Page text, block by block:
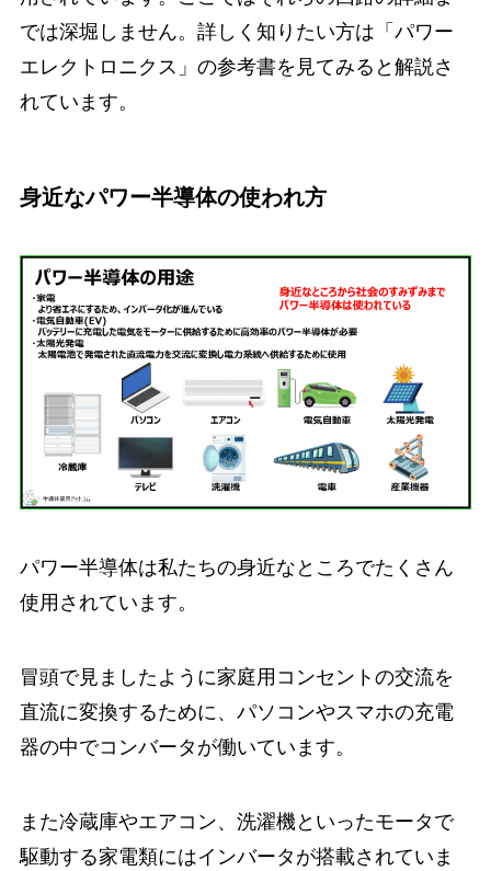
では深堀しません。詳しく知りたい方は「パワー
エレクトロニクス」の参考書を見てみると解説さ
れています。
身近なパワー半導体の使われ方
パワー半導体は私たちの身近なところでたくさん
使用されています。
冒頭で見ましたように家庭用コンセントの交流を
直流に変換するために、パソコンやスマホの充電
器の中でコンバータが働いています。
また冷蔵庫やエアコン、洗濯機といったモータで
駆動する家電類にはインバータが搭載されていま